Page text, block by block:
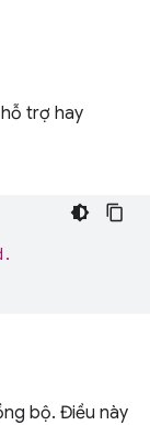
trợ hay
bộ. Điều này